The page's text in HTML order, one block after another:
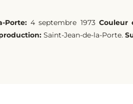
Porte:4 septembre 1973 Couleur
Saint-Jean-de-la-Porte.